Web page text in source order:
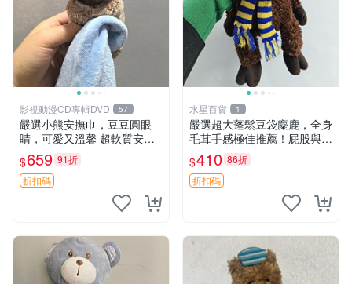
影視動漫CD專輯DVD 57
嚴選小熊安撫巾，豆豆圓眼
睛，可愛又溫馨 超軟質安撫
巾，豆豆設計，哄睡好幫手
約克豆豆眼安撫巾 數碼豆豆
眼
$659 91折
折扣碼
水星百貨 1
嚴選超大蓬鬆豆袋麋鹿，全身
毛茸手感極佳推薦！屁股與四
肢填充均勻，適合收藏與孩童
共賞。 麋鹿 豆袋 毛茸玩具
$410 86折
折扣碼